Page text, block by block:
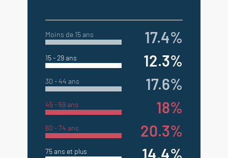
Moins de 15 ans 17.4%
15 - 29 ans 12.3%
30 - 44 ans 17.6%
45 - 59 ans 18%
60 - 74 ans 20.3%
75 ans et plus 14.4%